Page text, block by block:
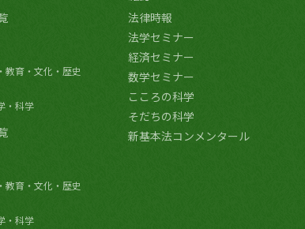
教育・文化・歴史
・科学
教育・文化・歴史
・科学
法律時報
法学セミナー
経済セミナー
数学セミナー
こころの科学
そだちの科学
新基本法コンメンタール